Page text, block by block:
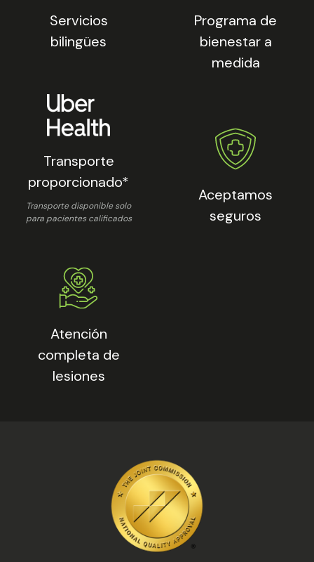
Servicios
bilingües
Transporte
proporcionado*
Transporte disponible solo
para pacientes calificados
Atención
completa de
lesiones
Programa de
bienestar a
medida
Aceptamos
seguros